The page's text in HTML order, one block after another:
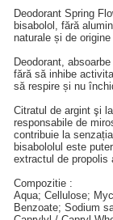
Deodorant Spring
bisabolol, fără
naturale și de origine
Deodorant,
fără să inhibe
să respire și nu
Citratul de argint şi
responsabile de
contribuie la
bisabololul este
extractul de propolis
Compozitie :
Aqua; Cellulose;
Benzoate; Sodium